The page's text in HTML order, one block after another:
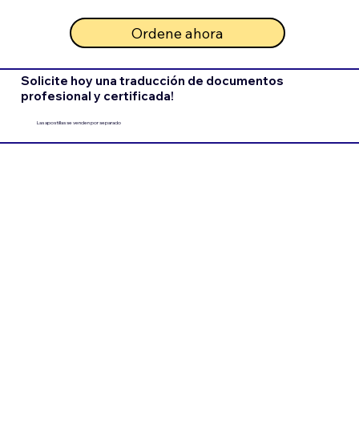
Ordene ahora
Solicite hoy una traducción de documentos
profesional y certificada!
Las apostillas se venden por separado